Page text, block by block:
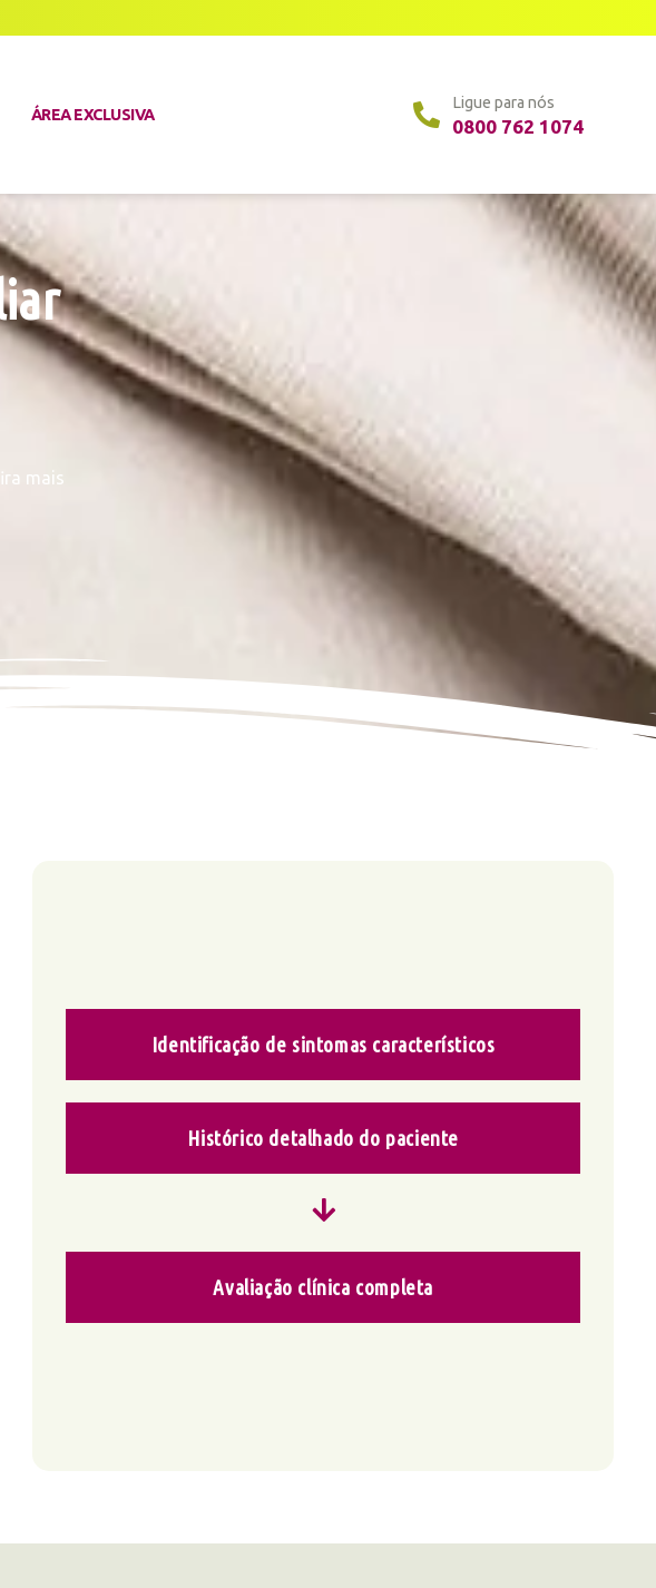
ÁREA EXCLUSIVA
Ligue para nós
0800 762 1074
mais
Identificação de sintomas característicos
Histórico detalhado do paciente
Avaliação clínica completa